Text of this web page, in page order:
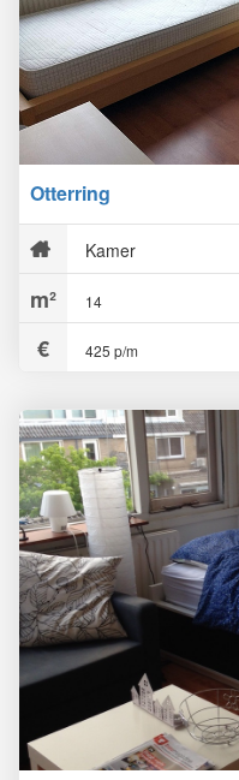
Otterring
Kamer
14
425 p/m